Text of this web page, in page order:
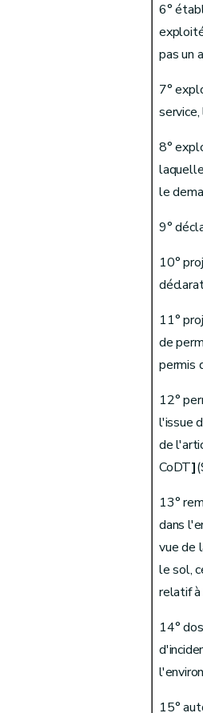
Section 4
Mise
Chapitre VIII
Section
bis
bis
59quater
Art. 59
Section
Sous-section
Art. 64
Art. 65
Art. 66
Art. 67
6°
pas un
7°
8°
le
9°
10°
11°
de
permis
12°
l'issue
de
CoDT]
13°
dans
vue de
le sol,
relatif
14°
15°